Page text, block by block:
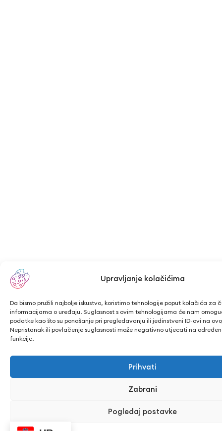
Upravljanje kolačićima
Da bismo pružili najbolje iskustvo, koristimo tehnologije poput kolačića za
informacijama o uređaju. Suglasnost s ovim tehnologijama će nam
podatke kao što su ponašanje pri pregledavanju ili jedinstveni ID-ovi na
Nepristanak ili povlačenje suglasnosti može negativno utjecati na
funkcije.
Prihvati
Zabrani
Pogledaj postavke